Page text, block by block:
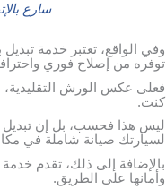
سارع
وفي الواقع، تعتبر خدمة
توفره من إصلاح فوري
فعلى عكس الورش التقليدية،
كنت.
ليس هذا فحسب، بل إن تبديل
لسيارتك صيانة شاملة في
بالإضافة إلى ذلك، تقدم خدمة
وأمانها على الطريق.